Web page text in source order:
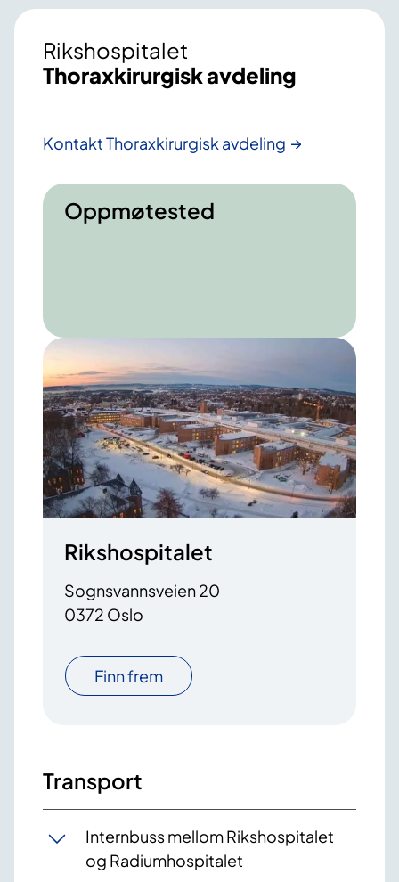
Rikshospitalet
Thoraxkirurgisk avdeling
Kontakt Thoraxkirurgisk avdeling
Oppmøtested
Rikshospitalet
Sognsvannsveien 20
0372 Oslo
Finn frem
Transport
Internbuss mellom Rikshospitalet
og Radiumhospitalet